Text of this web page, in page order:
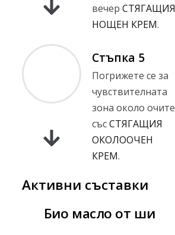
вечер СТЯГАЩИЯ
НОЩЕН КРЕМ.
Стъпка 5
Погрижете се за
чувствителната
зона около очите
съсСТЯГАЩИЯ
ОКОЛООЧЕН
КРЕМ.
Активни съставки
Био масло от ши